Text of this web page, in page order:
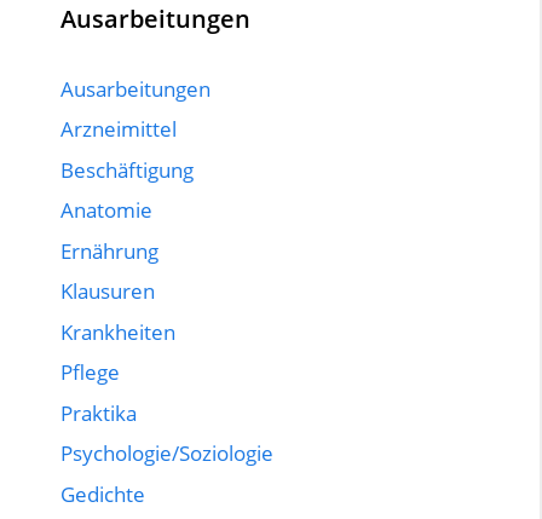
Ausarbeitungen
Ausarbeitungen
Arzneimittel
Beschäftigung
Anatomie
Ernährung
Klausuren
Krankheiten
Pflege
Praktika
Psychologie/Soziologie
Gedichte